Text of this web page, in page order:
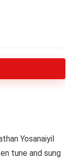
Yosanaiyil
tune and sung